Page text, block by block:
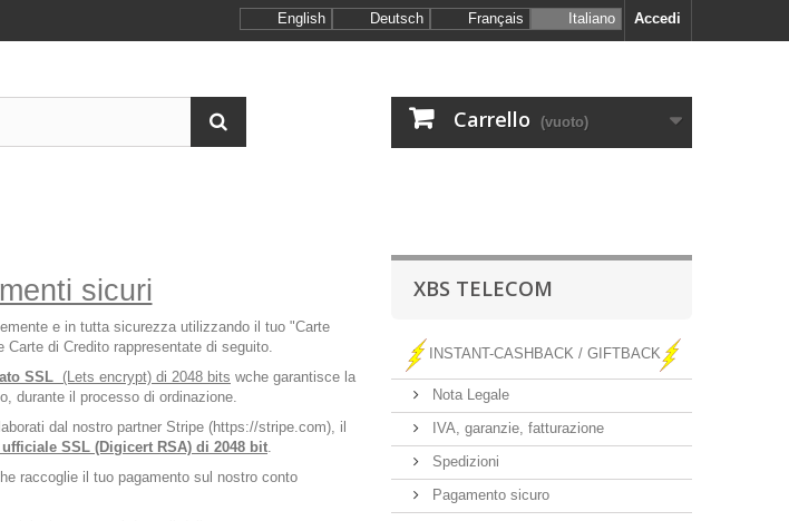
Accedi
English Deutsch Français Italiano
Carrello (vuoto)
sicuri
e in tutta sicurezza utilizzando il tuo "Carte
di Credito rappresentate di seguito.
SSL (Lets encrypt) di 2048 bits wche garantisce la
durante il processo di ordinazione.
dal nostro partner Stripe (https://stripe.com), il
SSL (Digicert RSA) di 2048 bit.
raccoglie il tuo pagamento sul nostro conto
XBS TELECOM
INSTANT-CASHBACK / GIFTBACK
Nota Legale
IVA, garanzie, fatturazione
Spedizioni
Pagamento sicuro